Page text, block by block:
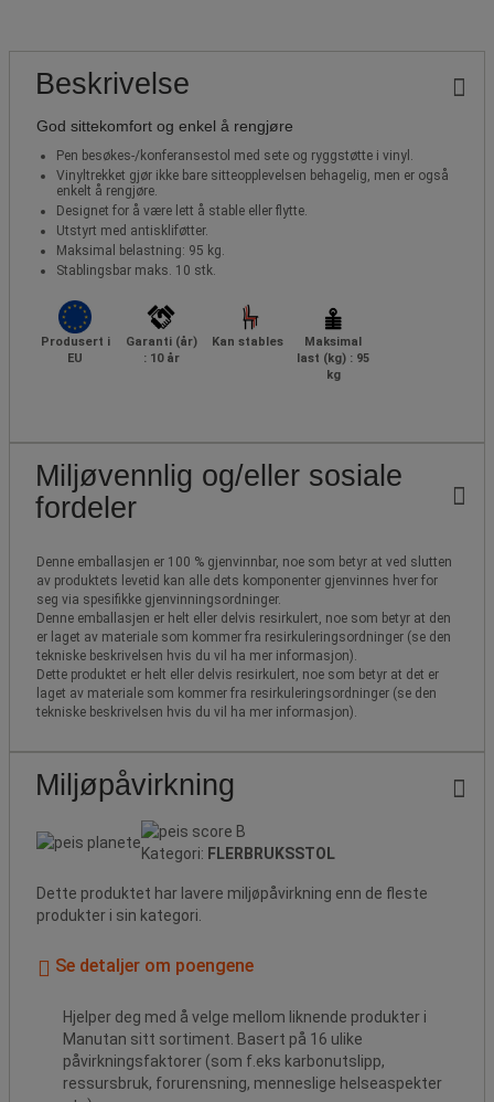
Beskrivelse
God sittekomfort og enkel å rengjøre
Pen besøkes-/konferansestol med sete og ryggstøtte i vinyl.
Vinyltrekket gjør ikke bare sitteopplevelsen behagelig, men er også
enkelt å rengjøre.
Designet for å være lett å stable eller flytte.
Utstyrt med antiskliføtter.
Maksimal belastning: 95 kg.
Stablingsbar maks. 10 stk.
Produsert i
EU
Garanti (år)
: 10 år
Kan stables
Maksimal
last (kg) : 95
kg
Miljøvennlig og/eller sosiale
fordeler
Denne emballasjen er 100 % gjenvinnbar, noe som betyr at ved slutten
av produktets levetid kan alle dets komponenter gjenvinnes hver for
seg via spesifikke gjenvinningsordninger.
Denne emballasjen er helt eller delvis resirkulert, noe som betyr at den
er laget av materiale som kommer fra resirkuleringsordninger (se den
tekniske beskrivelsen hvis du vil ha mer informasjon).
Dette produktet er helt eller delvis resirkulert, noe som betyr at det er
laget av materiale som kommer fra resirkuleringsordninger (se den
tekniske beskrivelsen hvis du vil ha mer informasjon).
Miljøpåvirkning
Kategori: FLERBRUKSSTOL
Dette produktet har lavere miljøpåvirkning enn de fleste
produkter i sin kategori.
Se detaljer om poengene
Hjelper deg med å velge mellom liknende produkter i
Manutan sitt sortiment. Basert på 16 ulike
påvirkningsfaktorer (som f.eks karbonutslipp,
ressursbruk, forurensning, menneslige helseaspekter